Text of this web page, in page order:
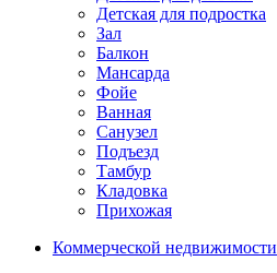
Детская для подростка
Зал
Балкон
Мансарда
Фойе
Ванная
Санузел
Подъезд
Тамбур
Кладовка
Прихожая
Коммерческой недвижимости